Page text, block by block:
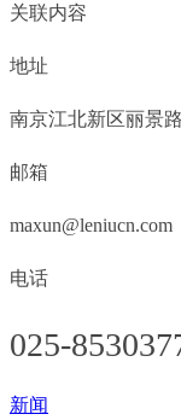
关联内容
地址
南京江北新区丽景
邮箱
maxun@leniucn.com
电话
025-
新闻